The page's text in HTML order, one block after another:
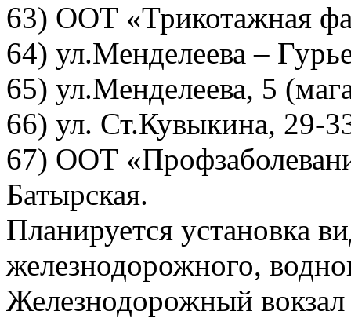
63) ООТ «Трикотажная
64) ул.Менделеева –
65) ул.Менделеева, 5
66) ул. Ст.Кувыкина, 29-
67) ООТ
Батырская.
Планируется установка
железнодорожного,
Железнодорожный